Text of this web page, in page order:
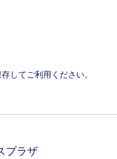
してご利用ください。
プラザ